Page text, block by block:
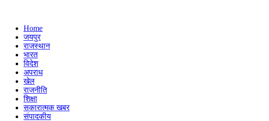
Home
जयपुर
राजस्थान
भारत
विदेश
अपराध
खेल
राजनीति
शिक्षा
सकारात्मक खबर
संपादकीय